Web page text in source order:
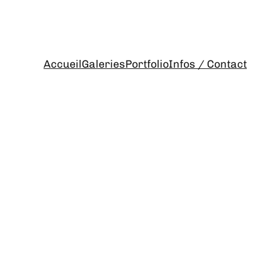
AccueilGaleriesPortfolioInfos / Contact